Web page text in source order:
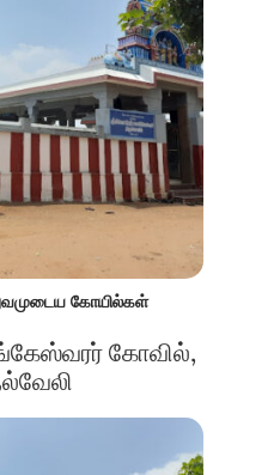
கோயில்கள்
கோவில்,